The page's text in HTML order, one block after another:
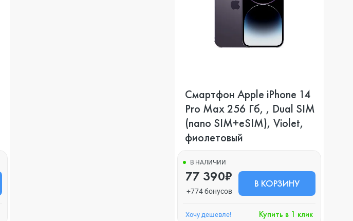
Смартфон Apple iPhone 14
Pro Max 256 Гб, , Dual SIM
(nano SIM+eSIM), Violet,
фиолетовый
В НАЛИЧИИ
77 390₽
+774 бонусов
В КОРЗИНУ
Хочу дешевле! Купить в 1 клик